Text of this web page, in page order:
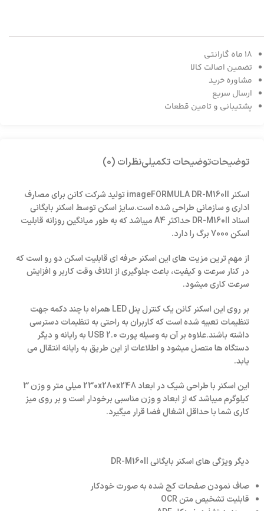
18 ماه گارانتی
تضمین اصالت کالا
مشاوره خرید
ارسال سریع
پشتیبانی و تامین قطعات
توضیحاتتوضیحات تکمیلینظرات (0)
اسکنر imageFORMULA DR-M160II تولید شرکت کانن برای مصارف
اداری و سازمانی طراحی شده است.سایز اسکن توسط اسکنر بایگانی
اسناد DR-M160II حداکثر A4 میباشد که به طور میانگین روزانه قابلیت
اسکن 7000 برگ را دارد.
از مهم ترین مزیت های این اسکنر حرفه ای قابلیت اسکن دو رو است که
در کنار سرعت و کیفیت، باعث جلوگیری از اتلاف وقت کاربر و افزایش
سرعت کاری میشود.
بر روی این اسکنر کانن یک کنترل پنل LED همراه با چند دکمه جهت
تنظیمات تعبیه شده است که کاربران به راحتی به تنظیمات دسترسی
داشته باشند.علاوه بر آن به وسیله پورت USB 2.0 به رایانه و دیگر
دستگاه ها متصل میشود و اطلاعات از این طریق به رایانه انتقال می
یابد.
این اسکنر با طراحی شیک در ابعاد 230x280x248 میلی متر و وزن 3
کیلوگرم میباشد که از ابعاد و وزن مناسبی برخودار است و بر روی میز
کاری شما با حداقل اشغال فضا قرار میگیرد.
دیگر ویژگی های اسکنر بایگانی DR-M160II
صاف نمودن صفحات کج شده به صورت خودکار
قابلیت تشخیص متن OCR